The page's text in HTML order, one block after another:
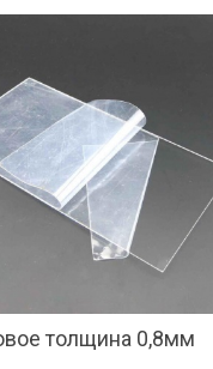
толщина 0,8мм